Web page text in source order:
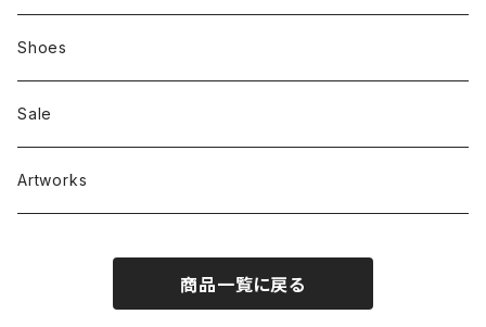
Zine、Other
Sweatshirts
Bag & Accessories
Mixcd
RC SLUM / ROYALTY CLUB
雑貨
Shoes
Sale
Artworks
商品一覧に戻る